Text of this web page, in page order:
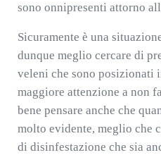
sono onnipresenti attorno
Sicuramente è una
dunque meglio cercare di
veleni che sono posizionati
maggiore attenzione a non
bene pensare anche che
molto evidente, meglio che
di disinfestazione che sia